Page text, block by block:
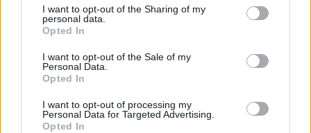
not limited to your visit or usage behaviour. You may click to
grant or deny consent to Google and its third-party tags to
use your data for below specified purposes in below Google
consent section.
I want to opt-out of the Sharing of my
personal data.
Opted In
I want to opt-out of the Sale of my
Personal Data.
Opted In
I want to opt-out of processing my
Personal Data for Targeted Advertising.
Opted In
Meccs Center
Paris Saint-Germain
Manchester United
Felkészülési szezon 4. mérkőzés
Nya Ullevi, Göteborg